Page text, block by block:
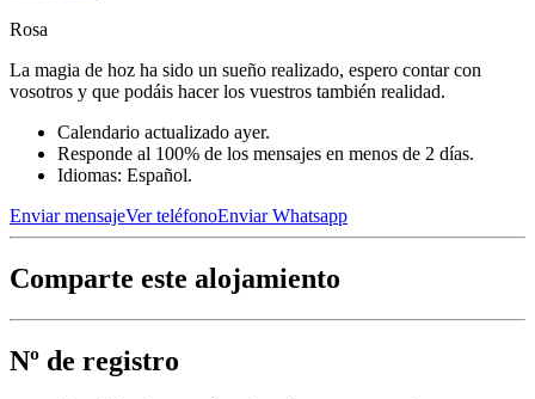
Rosa
La magia de hoz ha sido un sueño realizado, espero contar con
vosotros y que podáis hacer los vuestros también realidad.
Calendario actualizado ayer.
Responde al 100% de los mensajes en menos de 2 días.
Idiomas: Español.
Enviar mensajeVer teléfonoEnviar Whatsapp
Comparte este alojamiento
Nº de registro